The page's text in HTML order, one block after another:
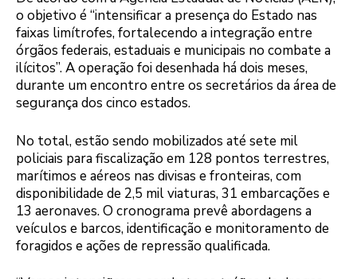
o objetivo é “intensificar a presença do Estado nas
faixas limítrofes, fortalecendo a integração entre
órgãos federais, estaduais e municipais no combate a
ilícitos”. A operação foi desenhada há dois meses,
durante um encontro entre os secretários da área de
segurança dos cinco estados.
No total, estão sendo mobilizados até sete mil
policiais para fiscalização em 128 pontos terrestres,
marítimos e aéreos nas divisas e fronteiras, com
disponibilidade de 2,5 mil viaturas, 31 embarcações e
13 aeronaves. O cronograma prevê abordagens a
veículos e barcos, identificação e monitoramento de
foragidos e ações de repressão qualificada.